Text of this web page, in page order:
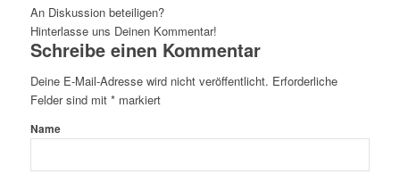
An Diskussion beteiligen?
Hinterlasse uns Deinen Kommentar!
Schreibe einen Kommentar
Deine E-Mail-Adresse wird nicht veröffentlicht. Erforderliche
Felder sind mit *markiert
Name